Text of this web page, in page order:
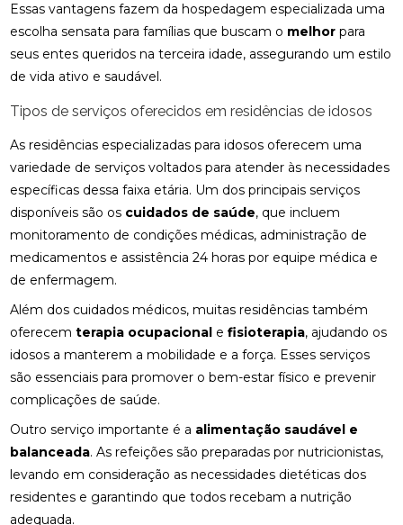
Essas vantagens fazem da hospedagem especializada uma
escolha sensata para famílias que buscam o melhor para
seus entes queridos na terceira idade, assegurando um estilo
de vida ativo e saudável.
Tipos de serviços oferecidos em residências de idosos
As residências especializadas para idosos oferecem uma
variedade de serviços voltados para atender às necessidades
específicas dessa faixa etária. Um dos principais serviços
disponíveis são os cuidados de saúde, que incluem
monitoramento de condições médicas, administração de
medicamentos e assistência 24 horas por equipe médica e
de enfermagem.
Além dos cuidados médicos, muitas residências também
oferecemterapia ocupacional efisioterapia, ajudando os
idosos a manterem a mobilidade e a força. Esses serviços
são essenciais para promover o bem-estar físico e prevenir
complicações de saúde.
Outro serviço importante é a alimentação saudável e
balanceada. As refeições são preparadas por nutricionistas,
levando em consideração as necessidades dietéticas dos
residentes e garantindo que todos recebam a nutrição
adequada.